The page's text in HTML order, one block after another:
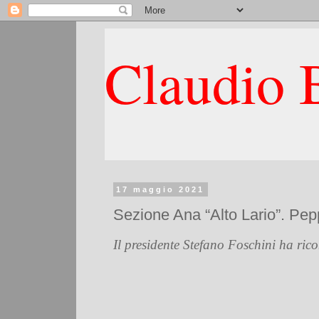
Claudio
17 maggio 2021
Sezione Ana “Alto Lario”.
Il presidente Stefano Foschini ha